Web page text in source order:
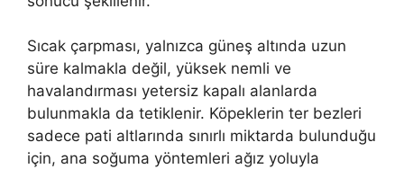
Sıcak çarpması, yalnızca güneş altında uzun
süre kalmakla değil, yüksek nemli ve
havalandırması yetersiz kapalı alanlarda
bulunmakla da tetiklenir. Köpeklerin ter bezleri
sadece pati altlarında sınırlı miktarda bulunduğu
için, ana soğuma yöntemleri ağız yoluyla